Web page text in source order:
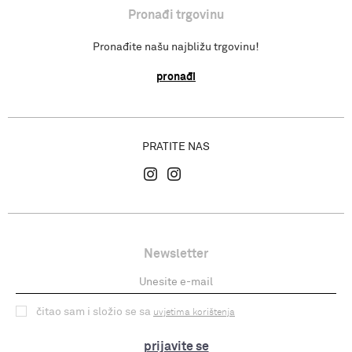
Pronađi trgovinu
Pronađite našu najbližu trgovinu!
pronađi
PRATITE NAS
Newsletter
prijavite se
čitao sam i složio se sa uvjetima korištenja